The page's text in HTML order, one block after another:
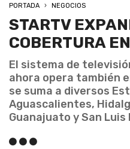
PORTADA NEGOCIOS
STARTV
COBERTURA
El sistema de
ahora opera también
se suma a diversos
Aguascalientes,
Guanajuato y San